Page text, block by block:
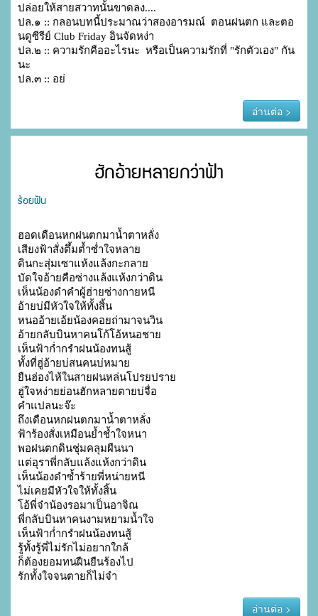
ปล่อยให้สายสวาทนั้นขาดลง....
ปล.๑ :: กลอนบทนี้ประมาณว่าสองอารมณ์  ตอนฝนตก และตอ
นดูซีรีย์ Club Friday อินจัดหง่า
ปล.๒ :: ความรักคืออะไรนะ  หรือเป็นความรักที่ "รักตัวเอง" กัน
นะ
ปล.๓ :: อย่
อ่านต่อ >
ฮักอ้ายหลายกว่าฟ้า
ร้อยฝัน
ฮอดเดือนหกฝนตกมาน้ำตาหลั่ง
เสียงฟ้าสั่งตึ้มต้ำซ่ำใจหลาย
ดินกะสุ่มเซาแห้งแล้งกะกลาย
บัดใจอ้ายคือซ่างแล้งแห้งกว่าดิน
เห็นน้องดำคำผู้ฮ่ายซ่างกายหนี
อ้ายบ่มีหัวใจให้ทั้งสิ้น
หนออ้ายเอ้ยน้องคอยถ่ามาจนวิน
อ้ายกลับบินหาคนโก้โอ้หนอชาย
เห็นฟ้าก่ำกรำฝนน้องทนสู้
ทั้งที่ฮู่อ้ายบ่สนคนบ่หมาย
ยืนฮ่องไห้ในสายฝนหล่นโปรยปราย
ฮู่ใจหง่ายย่อนฮักหลายตายบ่จื่อ
คำแปลนะจ๊ะ
ถึงเดือนหกฝนตกมาน้ำตาหลั่ง
ฟ้าร้องสั่งเหมือนย้ำช้ำใจหนา
พอฝนตกดินชุ่มคลุมผืนนา
แต่อุราพี่กลับแล้งแห้งกว่าดิน
เห็นน้องดำซ้ำร้ายพี่หน่ายหนี
ไม่เคยมีหัวใจให้ทั้งสิ้น
โอ้พี่จ๋าน้องรอมาเป็นอาจิณ
พี่กลับบินหาคนงามหยามน้ำใจ
เห็นฟ้าก่ำกรำฝนน้องทนสู้
รู้ทั้งรู้พี่ไม่รักไม่อยากใกล้
ก็ต้องยอมทนฝืนยืนร้องไป
รักทั้งใจจนตายก็ไม่จำ
อ่านต่อ >